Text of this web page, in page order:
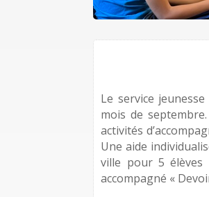
Le service
mois de
activités
Une aide
ville pour 5 élèves
accompagné «